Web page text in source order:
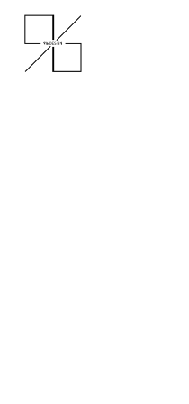
content
사무실인테리어 디자인 공사
사무실인테리어 916